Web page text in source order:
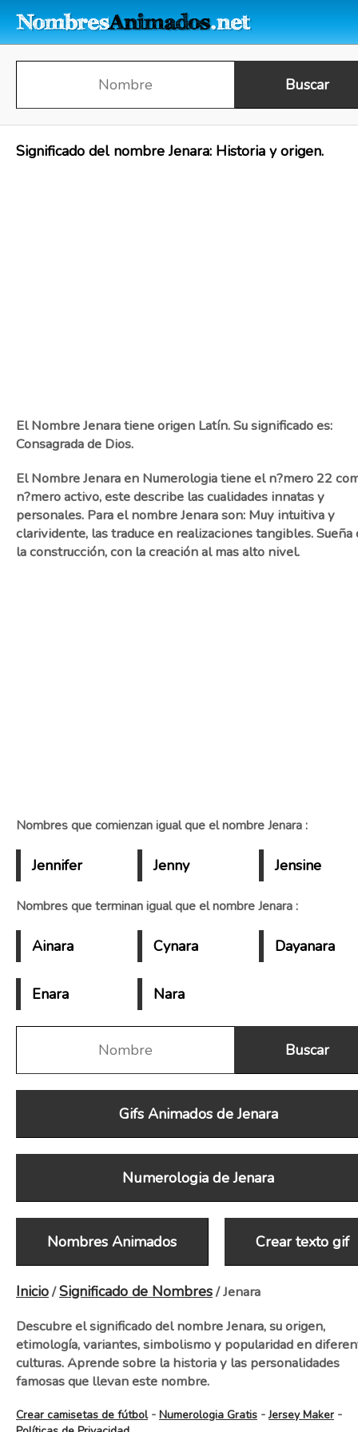
Significado del nombre Jenara: Historia y origen.
El Nombre Jenara tiene origen Latín. Su significado es:
Consagrada de Dios.
El Nombre Jenara en Numerologia tiene el n?mero 22
n?mero activo, este describe las cualidades innatas y
personales. Para el nombre Jenara son: Muy intuitiva y
clarividente, las traduce en realizaciones tangibles. Sueña
la construcción, con la creación al mas alto nivel.
Nombres que comienzan igual que el nombre Jenara :
Jennifer Jenny Jensine
Nombres que terminan igual que el nombre Jenara :
Ainara Cynara Dayanara
Enara Nara
Gifs Animados de Jenara
Numerologia de Jenara
Nombres Animados Crear texto gif
Inicio/Significado de Nombres/ Jenara
Descubre el significado del nombre Jenara, su origen,
etimología, variantes, simbolismo y popularidad en
culturas. Aprende sobre la historia y las personalidades
famosas que llevan este nombre.
Crear camisetas de fútbol- Numerologia Gratis -Jersey Maker-